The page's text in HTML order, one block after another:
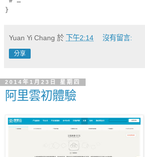
}
Yuan Yi Chang 於 下午2:14 沒有留言:
分享
2014年1月23日 星期四
阿里雲初體驗